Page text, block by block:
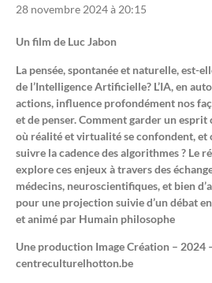
28 novembre 2024 à 20:15
Un film de Luc Jabon
La pensée, spontanée et naturelle, est-
de l’Intelligence Artificielle? L’IA, en
actions, influence profondément nos
et de penser. Comment garder un
où réalité et virtualité se confondent, et
suivre la cadence des algorithmes ? Le
explore ces enjeux à travers des
médecins, neuroscientifiques, et bien
pour une projection suivie d’un débat
et animé par Humain philosophe
Une production Image Création – 2024
centreculturelhotton.be